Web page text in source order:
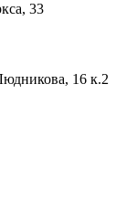
33
16 к.2